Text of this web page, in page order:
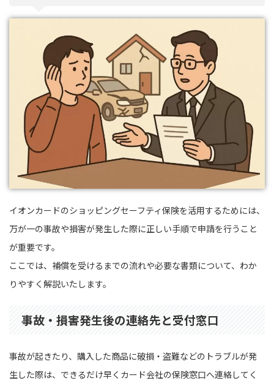
イオンカードのショッピングセーフティ保険を活用するためには、
万が一の事故や損害が発生した際に正しい手順で申請を行うこと
が重要です。
ここでは、補償を受けるまでの流れや必要な書類について、わか
りやすく解説いたします。
事故・損害発生後の連絡先と受付窓口
事故が起きたり、購入した商品に破損・盗難などのトラブルが発
生した際は、できるだけ早くカード会社の保険窓口へ連絡してく